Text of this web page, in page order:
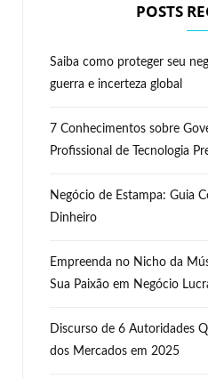
POSTS
Saiba como proteger seu
guerra e incerteza global
7 Conhecimentos sobre
Profissional de Tecnologia
Negócio de Estampa: Guia
Dinheiro
Empreenda no Nicho da
Sua Paixão em Negócio
Discurso de 6 Autoridades
dos Mercados em 2025